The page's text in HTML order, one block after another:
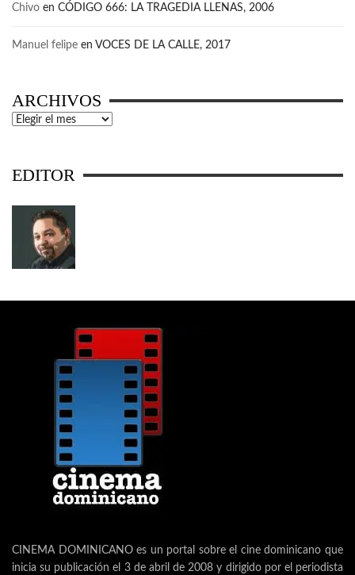
Chivo en CÓDIGO 666: LA TRAGEDIA LLENAS, 2006
Manuel felipe en VOCES DE LA CALLE, 2017
ARCHIVOS
Archivos
EDITOR
CINEMA DOMINICANO es un portal sobre el cine dominicano que
inicia su publicación el 3 de abril de 2008 y dirigido por el periodista